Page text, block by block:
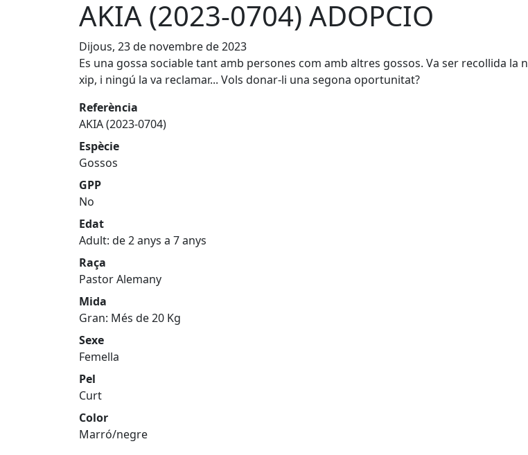
AKIA (2023-0704) ADOPCIO
Dijous, 23 de novembre de 2023
Es una gossa sociable tant amb persones com amb altres gossos. Va ser recollida la
xip, i ningú la va reclamar... Vols donar-li una segona oportunitat?
Referència
AKIA (2023-0704)
Espècie
Gossos
GPP
No
Edat
Adult: de 2 anys a 7 anys
Raça
Pastor Alemany
Mida
Gran: Més de 20 Kg
Sexe
Femella
Pel
Curt
Color
Marró/negre